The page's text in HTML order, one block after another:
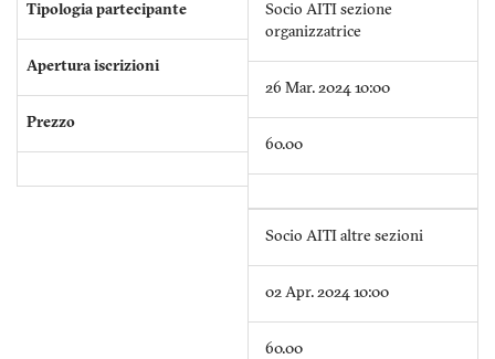
Tipologia partecipante
Apertura iscrizioni
Prezzo
Socio AITI sezione
organizzatrice
26 Mar. 2024 10:00
60.00
Socio AITI altre sezioni
02 Apr. 2024 10:00
60.00